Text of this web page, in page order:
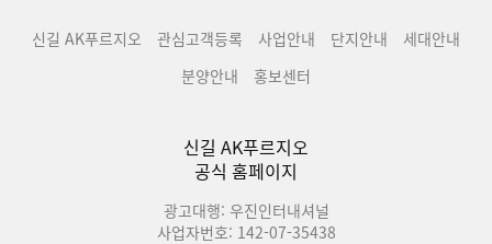
신길 AK푸르지오 관심고객등록 사업안내 단지안내
세대안내
분양안내
홍보센터
신길 AK푸르지오
공식 홈페이지
광고대행: 우진인터내셔널
사업자번호: 142-07-35438